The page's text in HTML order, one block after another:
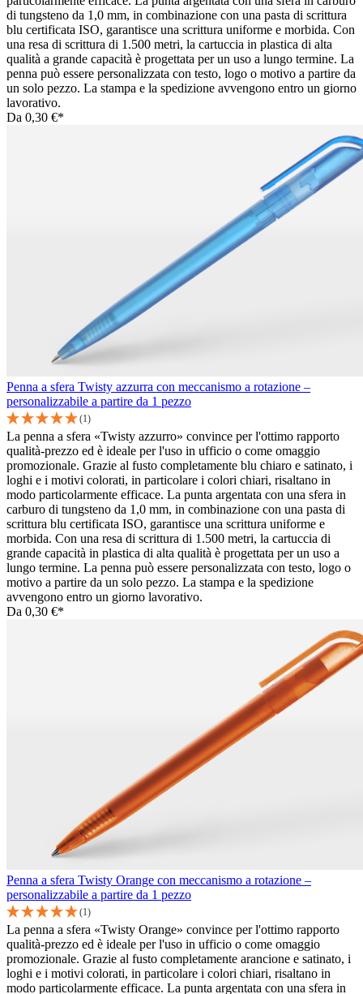
di tungsteno da 1,0 mm, in combinazione con una pasta di scrittura
blu certificata ISO, garantisce una scrittura uniforme e morbida. Con
una resa di scrittura di 1.500 metri, la cartuccia in plastica di alta
qualità a grande capacità è progettata per un uso a lungo termine. La
penna può essere personalizzata con testo, logo o motivo a partire da
un solo pezzo. La stampa e la spedizione avvengono entro un giorno
lavorativo.
Da 0,30 €*
Penna a sfera Twisty azzurra con meccanismo a rotazione –
personalizzabile a partire da 1 pezzo
(1)
La penna a sfera «Twisty azzurro» convince per l'ottimo rapporto
qualità-prezzo ed è ideale per l'uso in ufficio o come omaggio
promozionale. Grazie al fusto completamente blu chiaro e satinato, i
loghi e i motivi colorati, in particolare i colori chiari, risaltano in
modo particolarmente efficace. La punta argentata con una sfera in
carburo di tungsteno da 1,0 mm, in combinazione con una pasta di
scrittura blu certificata ISO, garantisce una scrittura uniforme e
morbida. Con una resa di scrittura di 1.500 metri, la cartuccia di
grande capacità in plastica di alta qualità è progettata per un uso a
lungo termine. La penna può essere personalizzata con testo, logo o
motivo a partire da un solo pezzo. La stampa e la spedizione
avvengono entro un giorno lavorativo.
Da 0,30 €*
Penna a sfera Twisty Orange con meccanismo a rotazione –
personalizzabile a partire da 1 pezzo
(1)
La penna a sfera «Twisty Orange» convince per l'ottimo rapporto
qualità-prezzo ed è ideale per l'uso in ufficio o come omaggio
promozionale. Grazie al fusto completamente arancione e satinato, i
loghi e i motivi colorati, in particolare i colori chiari, risaltano in
modo particolarmente efficace. La punta argentata con una sfera in